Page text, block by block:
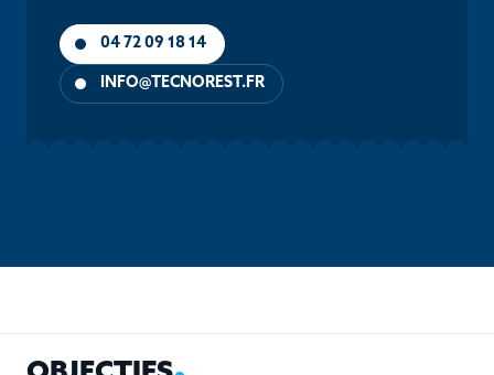
04 72 09 18 14
INFO@TECNOREST.FR